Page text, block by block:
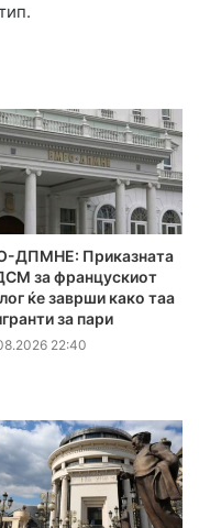
ДПМНЕ: Приказната
за францускиот
ќе заврши како таа
за пари
22:40